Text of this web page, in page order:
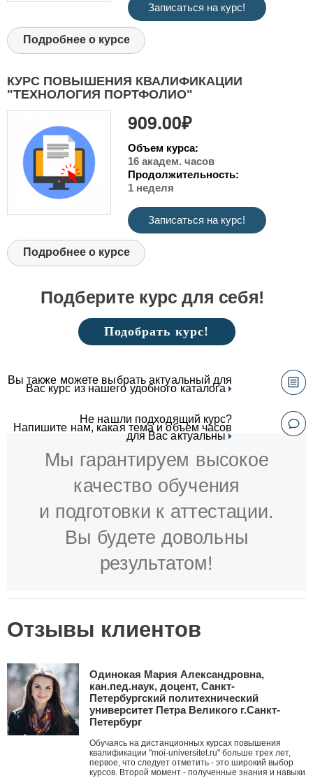
Записаться на курс!
Подробнее о курсе
КУРС ПОВЫШЕНИЯ КВАЛИФИКАЦИИ
"ТЕХНОЛОГИЯ ПОРТФОЛИО"
909.00₽
Объем курса:
16 академ. часов
Продолжительность:
1 неделя
Записаться на курс!
Подробнее о курсе
Подберите курс для себя!
Подобрать курс!
Вы также можете выбрать актуальный для
Вас курс из нашего удобного каталога
Не нашли подходящий курс?
Напишите нам, какая тема и объем часов
для Вас актуальны
Мы гарантируем высокое
качество обучения
и подготовки к аттестации.
Вы будете довольны
результатом!
Отзывы клиентов
Одинокая Мария Александровна,
кан.пед.наук, доцент, Санкт-
Петербургский политехнический
университет Петра Великого г.Санкт-
Петербург
Обучаясь на дистанционных курсах повышения
квалификации "moi-universitet.ru" больше трех лет,
первое, что следует отметить - это широкий выбор
курсов. Второй момент - полученные знания и навыки